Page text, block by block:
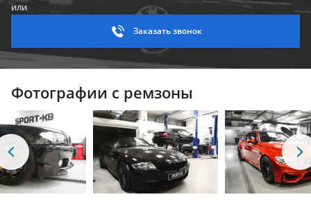
или
Заказать звонок
Фотографии с ремзоны